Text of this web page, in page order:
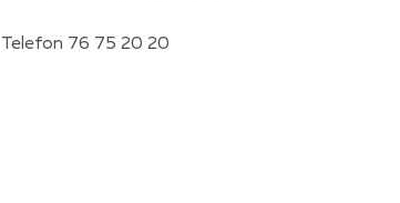
Telefon 76 75 20 20